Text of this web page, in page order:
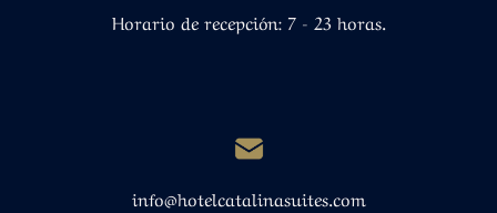
Horario de recepción: 7 - 23 horas.
info@hotelcatalinasuites.com